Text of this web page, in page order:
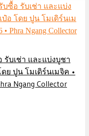
รับเช่า และแบ่งบูชา
ย ปูน โมเดิร์นเมจิค •
Ngang Collector